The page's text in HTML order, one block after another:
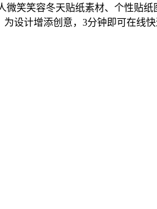
微笑笑容冬天贴纸素材、个性贴
设计增添创意，3分钟即可在线快